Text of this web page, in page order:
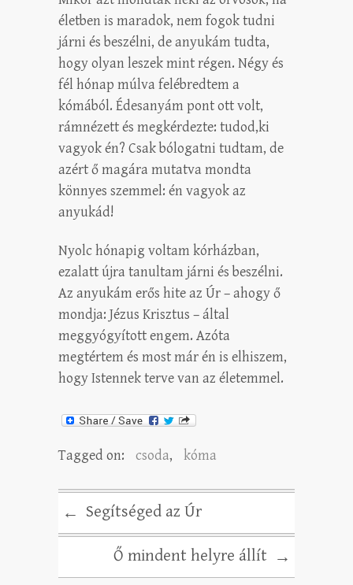
életben is maradok, nem fogok tudni
járni és beszélni, de anyukám tudta,
hogy olyan leszek mint régen. Négy és
fél hónap múlva felébredtem a
kómából. Édesanyám pont ott volt,
rámnézett és megkérdezte: tudod,ki
vagyok én? Csak bólogatni tudtam, de
azért ő magára mutatva mondta
könnyes szemmel: én vagyok az
anyukád!
Nyolc hónapig voltam kórházban,
ezalatt újra tanultam járni és beszélni.
Az anyukám erős hite az Úr – ahogy ő
mondja: Jézus Krisztus – által
meggyógyított engem. Azóta
megtértem és most már én is elhiszem,
hogy Istennek terve van az életemmel.
Tagged on: csoda, kóma
← Segítséged az Úr
Ő mindent helyre állít →